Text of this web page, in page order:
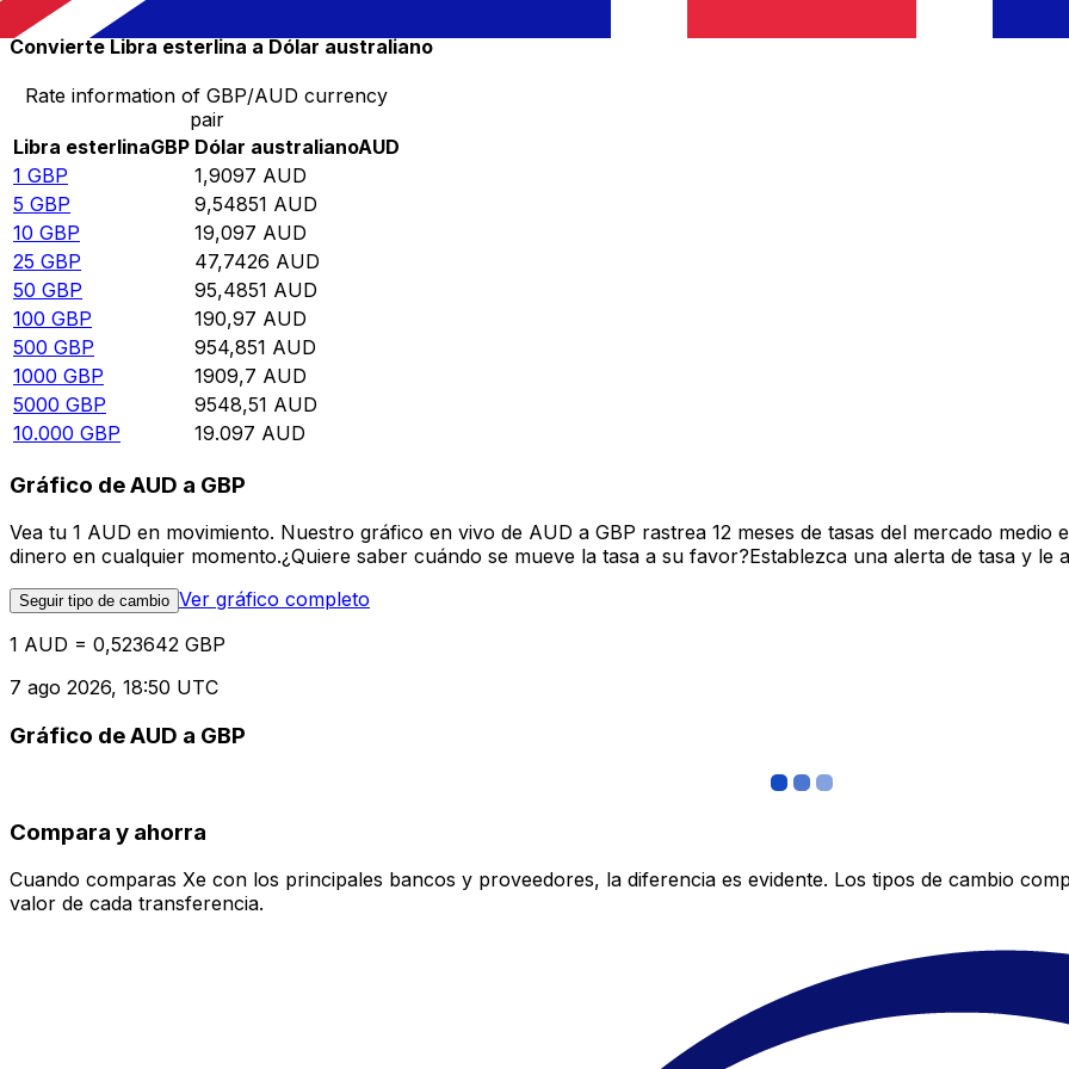
Convierte Libra esterlina a Dólar australiano
Rate information of GBP/AUD currency
pair
Libra esterlinaGBP Dólar australianoAUD
1 GBP 1,9097 AUD
5 GBP 9,54851 AUD
10 GBP 19,097 AUD
25 GBP 47,7426 AUD
50 GBP 95,4851 AUD
100 GBP 190,97 AUD
500 GBP 954,851 AUD
1000 GBP 1909,7 AUD
5000 GBP 9548,51 AUD
10.000 GBP 19.097 AUD
Gráfico de AUD a GBP
Vea tu 1 AUD en movimiento. Nuestro gráfico en vivo de AUD a GBP rastrea 12 meses de tasas del mercado
dinero en cualquier momento.¿Quiere saber cuándo se mueve la tasa a su favor?Establezca una alerta de tasa y le
Seguir tipo de cambio Ver gráfico completo
1 AUD = 0,523642 GBP
7 ago 2026, 18:50 UTC
Gráfico de AUD a GBP
Compara y ahorra
Cuando comparas Xe con los principales bancos y proveedores, la diferencia es evidente. Los tipos de cambio
valor de cada transferencia.